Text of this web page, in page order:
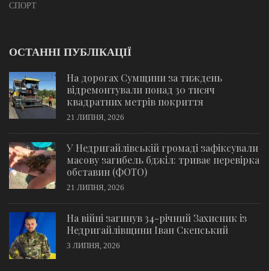
СПОРТ
ОСТАННІ ПУБЛІКАЦІЇ
На дорогах Сумщини за тиждень
відремонтували понад 30 тисяч
квадратних метрів покриття
21 ЛИПНЯ, 2026
У Недригайлівській громаді зафіксували
масову загибель бджіл: триває перевірка
обставин (ФОТО)
21 ЛИПНЯ, 2026
На війні загинув 34-річний Захисник із
Недригайлівщини Іван Скепський
3 ЛИПНЯ, 2026